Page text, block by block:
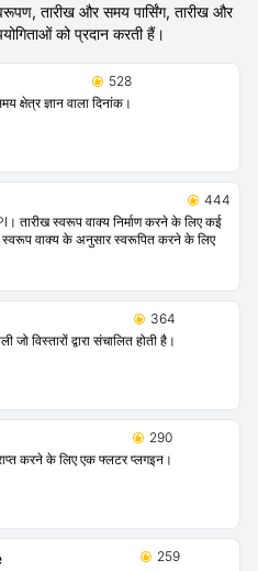
तारीख और समय पार्सिंग, तारीख और
को प्रदान करती हैं।
528
क्षेत्र ज्ञान वाला दिनांक।
444
तारीख स्वरूप वाक्य निर्माण करने के लिए कई
स्वरूप वाक्य के अनुसार स्वरूपित करने के लिए
364
विस्तारों द्वारा संचालित होती है।
290
करने के लिए एक फ्लटर प्लगइन।
259